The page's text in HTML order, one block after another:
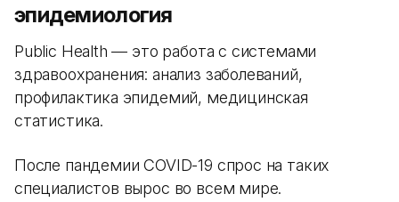
эпидемиология
Public Health — это работа с системами
здравоохранения: анализ заболеваний,
профилактика эпидемий, медицинская
статистика.
После пандемии COVID-19 спрос на таких
специалистов вырос во всем мире.